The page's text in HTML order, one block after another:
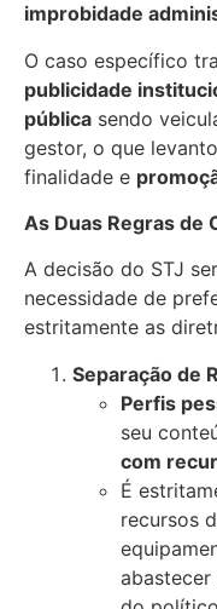
improbidade
O caso específico
publicidade
pública sendo
gestor, o que
finalidade e
As Duas Regras de
A decisão do STJ
necessidade de
estritamente as
Separação de
Perfis
seu
com
É
recursos